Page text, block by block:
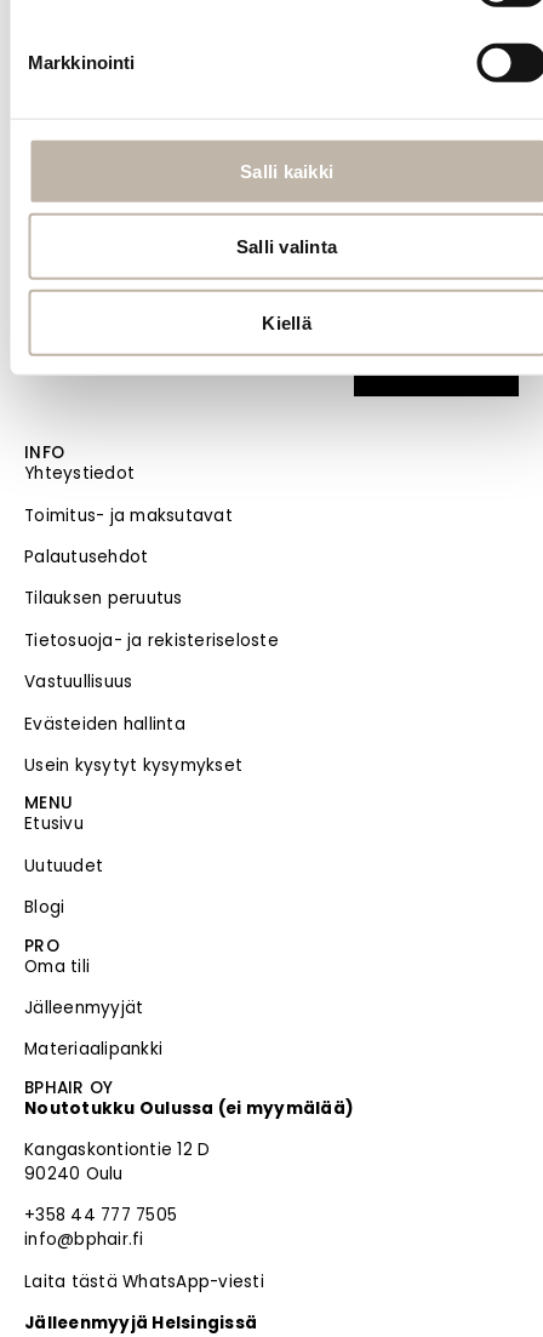
Markkinointi
Salli kaikki
Salli valinta
Kiellä
pidennyksessä
eroteltu
ympärille ja
5. Valmis!
INFO
Yhteystiedot
Toimitus- ja maksutavat
Palautusehdot
Tilauksen peruutus
Tietosuoja- ja rekisteriseloste
Vastuullisuus
Evästeiden hallinta
Usein kysytyt kysymykset
MENU
Etusivu
Uutuudet
Blogi
PRO
Oma tili
Jälleenmyyjät
Materiaalipankki
BPHAIR OY
Noutotukku Oulussa (ei myymälää)
Kangaskontiontie 12 D
90240 Oulu
+358 44 777 7505
info@bphair.fi
Laita tästä WhatsApp-viesti
Jälleenmyyjä Helsingissä